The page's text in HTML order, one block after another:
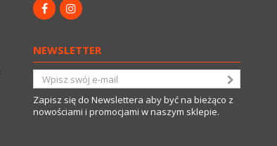
NEWSLETTER
Zapisz się do Newslettera aby być na bieżąco z
nowościami i promocjami w naszym sklepie.